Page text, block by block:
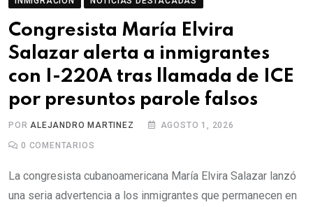
Congresista María Elvira
Salazar alerta a inmigrantes
con I-220A tras llamada de ICE
por presuntos parole falsos
POR ALEJANDRO MARTINEZ AGOSTO 1, 2026
0 COMENTARIOS
La congresista cubanoamericana María Elvira Salazar lanzó
una seria advertencia a los inmigrantes que permanecen en